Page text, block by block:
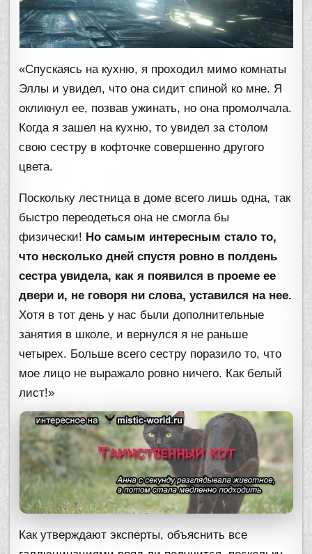
«Спускаясь на кухню, я проходил мимо комнаты
Эллы и увидел, что она сидит спиной ко мне. Я
окликнул ее, позвав ужинать, но она промолчала.
Когда я зашел на кухню, то увидел за столом
свою сестру в кофточке совершенно другого
цвета.
Поскольку лестница в доме всего лишь одна, так
быстро переодеться она не смогла бы
физически! Но самым интересным стало то,
что несколько дней спустя ровно в полдень
сестра увидела, как я появился в проеме ее
двери и, не говоря ни слова, уставился на нее.
Хотя в тот день у нас были дополнительные
занятия в школе, и вернулся я не раньше
четырех. Больше всего сестру поразило то, что
мое лицо не выражало ровно ничего. Как белый
лист!»
Как утверждают эксперты, объяснить все